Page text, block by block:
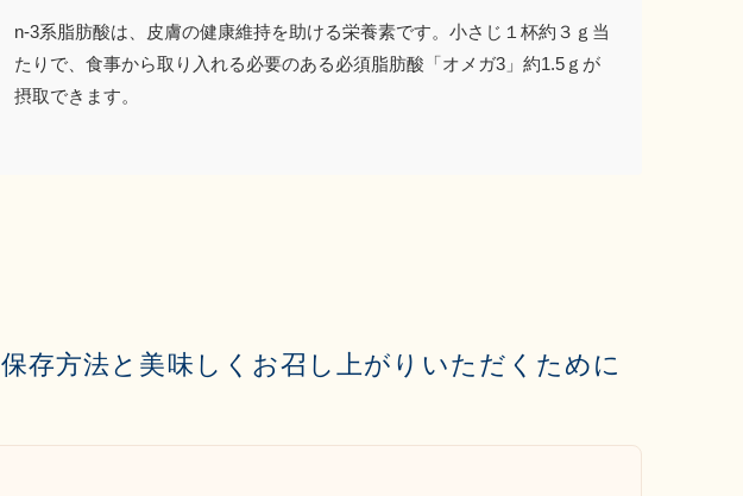
n-3系脂肪酸は、皮膚の健康維持を助ける栄養素です。小さじ１杯約３ｇ当
たりで、食事から取り入れる必要のある必須脂肪酸「オメガ3」約1.5ｇが
摂取できます。
保存方法と美味しくお召し上がりいただくために